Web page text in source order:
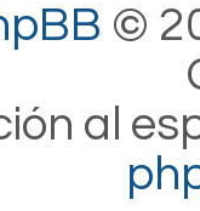
©
al